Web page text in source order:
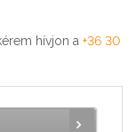
hívjon a +36 30